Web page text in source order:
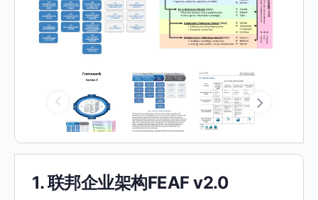
1. 联邦企业架构FEAF v2.0